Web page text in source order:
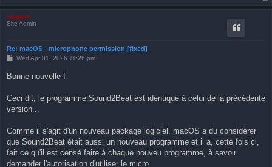
support
Site Admin
Re: macOS - microphone permission [fixed]
P
t
Wed Apr 01, 2026 11:26 pm
Bonne nouvelle !
Ceci dit, le programme Sound2Beat est identique à celui de la précédente
version...
Comme il s'agit d'un nouveau package logiciel, macOS a du considérer
que Sound2Beat était aussi un nouveau programme et il a, cette fois ci,
fait ce qu'il est censé faire à chaque nouveu programme, à savoir
demander l'autorisation d'utiliser le micro.